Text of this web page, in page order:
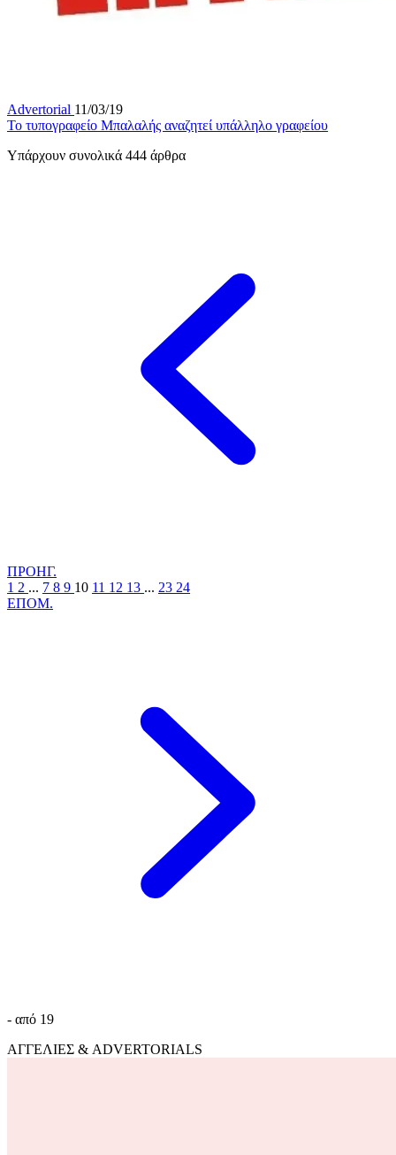
Advertorial 11/03/19
Το τυπογραφείο Μπαλαλής αναζητεί υπάλληλο γραφείου
Υπάρχουν συνολικά 444 άρθρα
ΠΡΟΗΓ.
1 2 ... 7 8 9 10 11 12 13 ... 23 24
ΕΠΟΜ.
- από 19
ΑΓΓΕΛΙΕΣ & ADVERTORIALS